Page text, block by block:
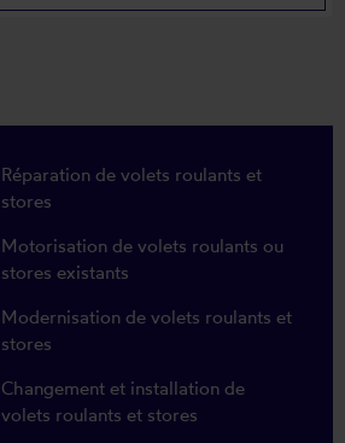
Réparation de volets roulants et
stores
Motorisation de volets roulants ou
stores existants
Modernisation de volets roulants et
stores
Changement et installation de
volets roulants et stores